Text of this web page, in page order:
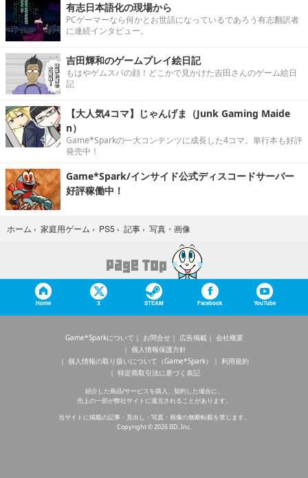
有志日本語化の現場から
PCゲーマーなら何かとお世話になっているであろう有志翻訳者
に連続インタビュー。
吉田輝和のゲームプレイ絵日記
もはやゲムスパの顔！どこかで見かけた吉田さんのゲーム絵日
記
【大人気4コマ】じゃんげま（Junk Gaming Maide
n）
Game*Sparkの一大コンテンツに成長した4コマ。単行本も好評
発売中！
Game*Spark/インサイド公式ディスコードサーバー
好評稼働中！
ホーム › 家庭用ゲーム › PS5 › 記事 › 写真・画像
Home X STEAM Facebook YouTube
Game*Sparkについて お問合せ 広告掲載
会社概要
個人情報保護方針
個人情報の取り扱いについて（Game*Spark）
利用規約
特定商取引法に基づく表記
紹介した商品/サービスを購入、契約した場合に、
売上の一部が弊社サイトに還元されることがあります。
当サイトに掲載の記事・見出し・写真・画像の無断転載を禁じます。
Copyright © 2026 IID, Inc.